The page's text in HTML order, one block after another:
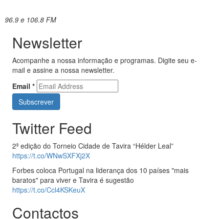
96.9 e 106.8 FM
Newsletter
Acompanhe a nossa informação e programas. Digite seu e-
mail e assine a nossa newsletter.
Email *
Twitter Feed
2ª edição do Torneio Cidade de Tavira “Hélder Leal”
https://t.co/WNwSXFXj2X
Forbes coloca Portugal na liderança dos 10 países "mais
baratos" para viver e Tavira é sugestão
https://t.co/Ccl4KSKeuX
Contactos